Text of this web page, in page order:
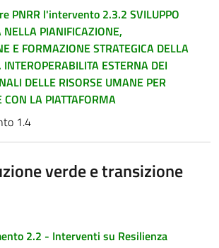
PNRR l'intervento 2.3.2 SVILUPPO
NELLA PIANIFICAZIONE,
E FORMAZIONE STRATEGICA DELLA
ESTERNA DEI
DELLE RISORSE UMANE PER
CON LA PIATTAFORMA
1.4
verde e transizione
2.2 - Interventi su Resilienza